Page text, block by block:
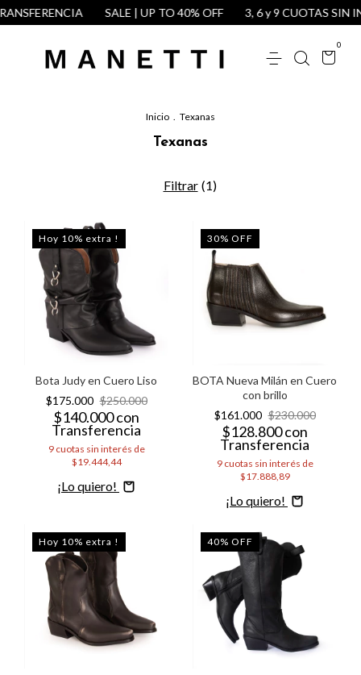
SALE | UP TO 40% OFF 3, 6 y 9 CUOTAS SIN
0
Inicio Texanas
Texanas
Filtrar (1)
Hoy 10% extra !
Bota Judy en Cuero Liso
$175.000 $250.000
$140.000con
Transferencia
9 cuotas sin interés de
$19.444,44
Comprar
30% OFF
BOTA Nueva Milán en Cuero
con brillo
$161.000 $230.000
$128.800con
Transferencia
9 cuotas sin interés de
$17.888,89
Comprar
Hoy 10% extra ! 40% OFF